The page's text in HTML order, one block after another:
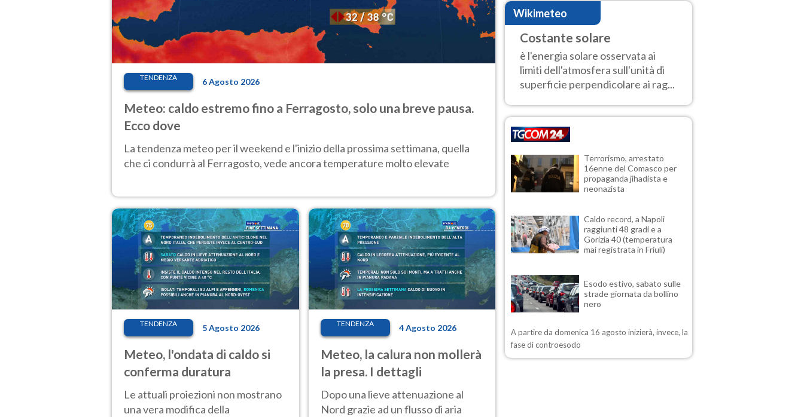
TENDENZA 6 Agosto 2026
Meteo: caldo estremo fino a Ferragosto, solo una breve pausa.
Ecco dove
La tendenza meteo per il weekend e l'inizio della prossima settimana, quella
che ci condurrà al Ferragosto, vede ancora temperature molto elevate
TENDENZA 5 Agosto 2026
Meteo, l'ondata di caldo si
conferma duratura
Le attuali proiezioni non mostrano
una vera modifica della
TENDENZA 4 Agosto 2026
Meteo, la calura non mollerà
la presa. I dettagli
Dopo una lieve attenuazione al
Nord grazie ad un flusso di aria
Wikimeteo
Costante solare
è l'energia solare osservata ai
limiti dell'atmosfera sull'unità di
superficie perpendicolare ai rag...
Terrorismo, arrestato
16enne del Comasco per
propaganda jihadista e
neonazista
Caldo record, a Napoli
raggiunti 48 gradi e a
Gorizia 40 (temperatura
mai registrata in Friuli)
Esodo estivo, sabato sulle
strade giornata da bollino
nero
A partire da domenica 16 agosto inizierà, invece, la
fase di controesodo